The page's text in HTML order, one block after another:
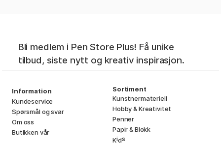
Bli medlem i Pen Store Plus! Få unike
tilbud, siste nytt og kreativ inspirasjon.
Information
Kundeservice
Spørsmål og svar
Om oss
Butikken vår
Sortiment
Kunstnermateriell
Hobby & Kreativitet
Penner
Papir & Blokk
Kids